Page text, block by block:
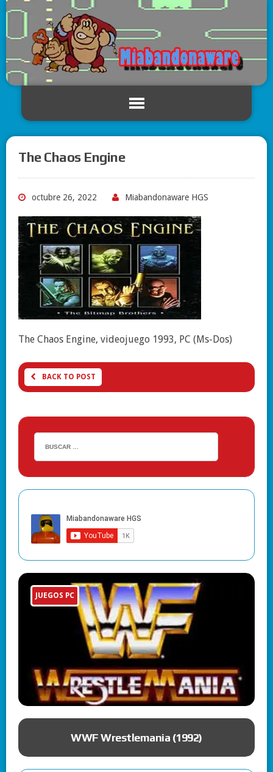
The Chaos Engine
octubre 26, 2022 Miabandonaware HGS
The Chaos Engine, videojuego 1993, PC (Ms-Dos)
BACK TO POST
JUEGOS PC
WWF Wrestlemania (1992)